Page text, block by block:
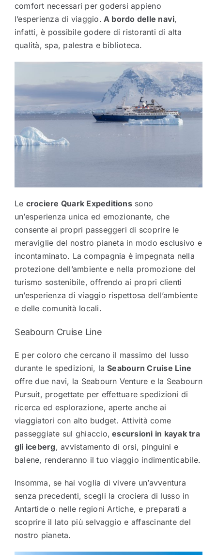
comfort necessari per godersi appieno
l’esperienza di viaggio. A bordo delle navi,
infatti, è possibile godere di ristoranti di alta
qualità, spa, palestra e biblioteca.
Le crociere Quark Expeditionssono
un’esperienza unica ed emozionante, che
consente ai propri passeggeri di scoprire le
meraviglie del nostro pianeta in modo esclusivo e
incontaminato. La compagnia è impegnata nella
protezione dell’ambiente e nella promozione del
turismo sostenibile, offrendo ai propri clienti
un’esperienza di viaggio rispettosa dell’ambiente
e delle comunità locali.
Seabourn Cruise Line
E per coloro che cercano il massimo del lusso
durante le spedizioni, laSeabourn Cruise Line
offre due navi, la Seabourn Venture e la Seabourn
Pursuit, progettate per effettuare spedizioni di
ricerca ed esplorazione, aperte anche ai
viaggiatori con alto budget. Attività come
passeggiate sul ghiaccio, escursioni in kayak tra
gli iceberg, avvistamento di orsi, pinguini e
balene, renderanno il tuo viaggio indimenticabile.
Insomma, se hai voglia di vivere un’avventura
senza precedenti, scegli la crociera di lusso in
Antartide o nelle regioni Artiche, e preparati a
scoprire il lato più selvaggio e affascinante del
nostro pianeta.